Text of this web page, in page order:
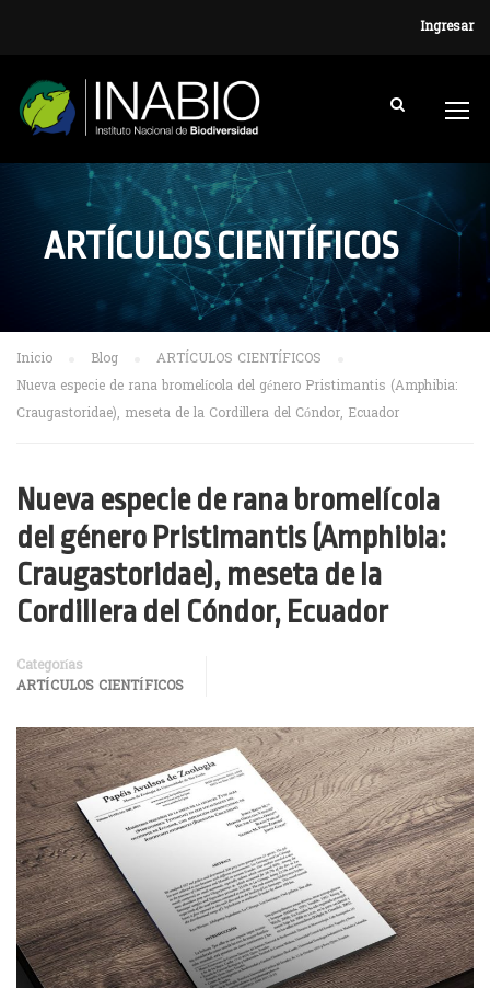
Ingresar
ARTÍCULOS CIENTÍFICOS
Inicio Blog
ARTÍCULOS CIENTÍFICOS
Nueva especie de rana bromelícola del género Pristimantis (Amphibia:
Craugastoridae), meseta de la Cordillera del Cóndor, Ecuador
Nueva especie de rana bromelícola
del género Pristimantis (Amphibia:
Craugastoridae), meseta de la
Cordillera del Cóndor, Ecuador
Categorías
ARTÍCULOS CIENTÍFICOS